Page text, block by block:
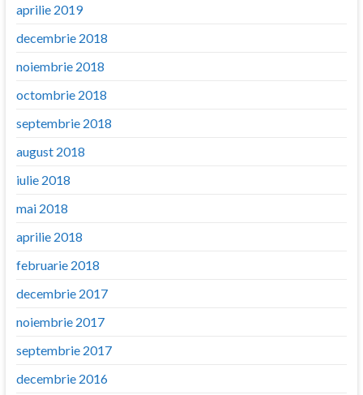
aprilie 2019
decembrie 2018
noiembrie 2018
octombrie 2018
septembrie 2018
august 2018
iulie 2018
mai 2018
aprilie 2018
februarie 2018
decembrie 2017
noiembrie 2017
septembrie 2017
decembrie 2016